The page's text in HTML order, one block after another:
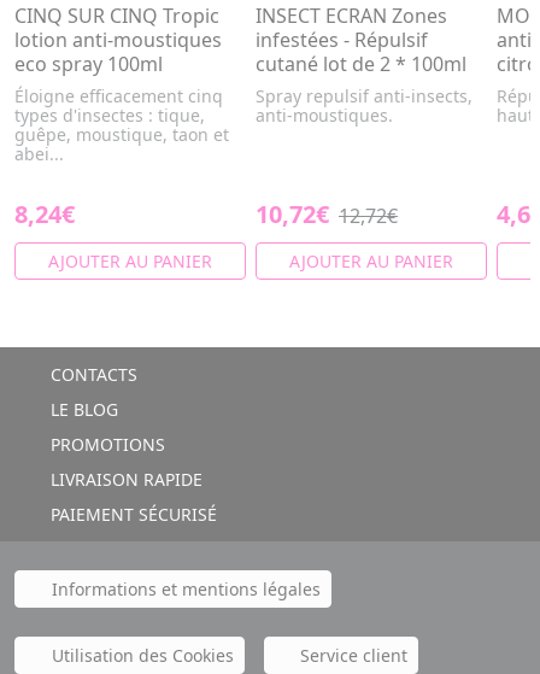
CINQ SUR CINQ Tropic
lotion anti-moustiques
eco spray 100ml
Éloigne efficacement cinq
types d'insectes : tique,
guêpe, moustique, taon et
abei...
8,24€
AJOUTER AU PANIER
INSECT ECRAN Zones
infestées - Répulsif
cutané lot de 2 * 100ml
Spray repulsif anti-insects,
anti-moustiques.
10,72€ 12,72€
AJOUTER AU PANIER
CONTACTS
LE BLOG
PROMOTIONS
LIVRAISON RAPIDE
PAIEMENT SÉCURISÉ
Informations et mentions légales
Utilisation des Cookies Service client